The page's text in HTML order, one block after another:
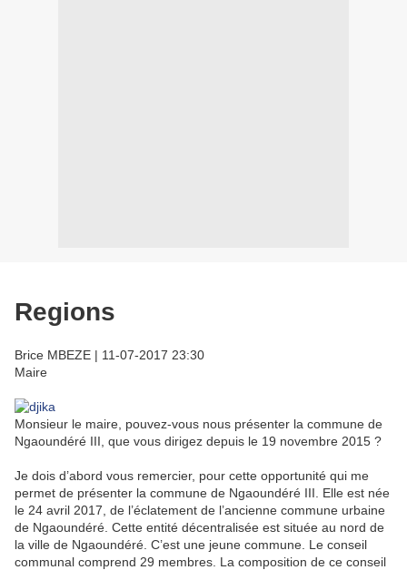
Regions
Brice MBEZE | 11-07-2017 23:30
Maire
Monsieur le maire, pouvez-vous nous présenter la commune de
Ngaoundéré III, que vous dirigez depuis le 19 novembre 2015 ?
Je dois d’abord vous remercier, pour cette opportunité qui me
permet de présenter la commune de Ngaoundéré III. Elle est née
le 24 avril 2017, de l’éclatement de l’ancienne commune urbaine
de Ngaoundéré. Cette entité décentralisée est située au nord de
la ville de Ngaoundéré. C’est une jeune commune. Le conseil
communal comprend 29 membres. La composition de ce conseil